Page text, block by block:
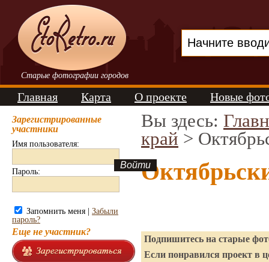
Старые фотографии городов
Главная Карта О проекте Новые
Зарегистрированные
участники
Имя пользователя:
Пароль:
Запомнить меня | Забыли
пароль?
Еще не участник?
Вы здесь:
край >
Подпишитесь на старые
Если понравился проект в